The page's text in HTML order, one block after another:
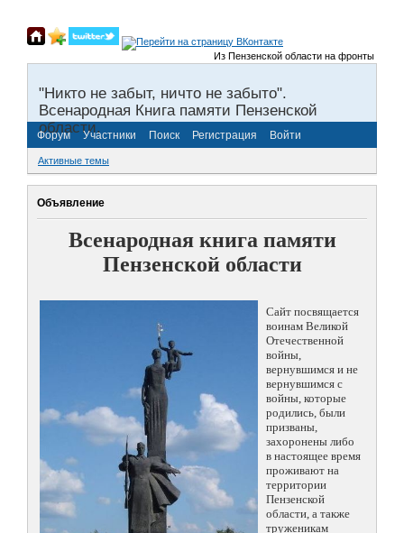
Из Пензенской области на фронты
"Никто не забыт, ничто не забыто".
Всенародная Книга памяти Пензенской
области.
Форум Участники Поиск Регистрация Войти
Активные темы
Объявление
Всенародная книга памяти
Пензенской области
Сайт посвящается
воинам Великой
Отечественной
войны,
вернувшимся и не
вернувшимся с
войны, которые
родились, были
призваны,
захоронены либо
в настоящее время
проживают на
территории
Пензенской
области, а также
труженикам